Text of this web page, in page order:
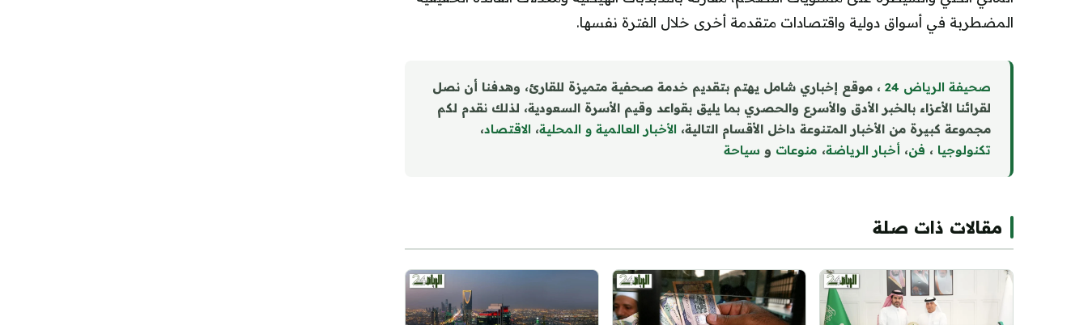
المضطربة في أسواق دولية واقتصادات متقدمة أخرى خلال الفترة نفسها.
صحيفة الرياض 24
، موقع إخباري شامل يهتم بتقديم خدمة صحفية متميزة للقارئ، وهدفنا أن نصل
لقرائنا الأعزاء بالخبر الأدق والأسرع والحصري بما يليق بقواعد وقيم الأسرة السعودية، لذلك نقدم لكم
مجموعة كبيرة من الأخبار المتنوعة داخل الأقسام التالية، الأخبار العالمية و المحلية، الاقتصاد،
تكنولوجيا ، فن، أخبار الرياضة، منوعات و سياحة
مقالات ذات صلة